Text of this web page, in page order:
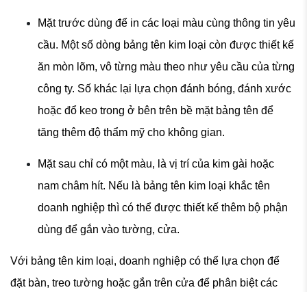
Mặt trước dùng để in các loại màu cùng thông tin yêu
cầu. Một số dòng bảng tên kim loại còn được thiết kế
ăn mòn lõm, vô từng màu theo như yêu cầu của từng
công ty. Số khác lại lựa chọn đánh bóng, đánh xước
hoặc đổ keo trong ở bên trên bề mặt bảng tên để
tăng thêm độ thẩm mỹ cho không gian.
Mặt sau chỉ có một màu, là vị trí của kim gài hoặc
nam châm hít. Nếu là bảng tên kim loại khắc tên
doanh nghiệp thì có thể được thiết kế thêm bộ phận
dùng để gắn vào tường, cửa.
Với bảng tên kim loại, doanh nghiệp có thể lựa chọn để
đặt bàn, treo tường hoặc gắn trên cửa để phân biệt các